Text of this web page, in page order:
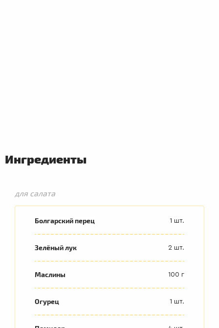
Ингредиенты
для салата
Болгарский перец 1 шт.
Зелёный лук 2 шт.
Маслины 100 г
Огурец 1 шт.